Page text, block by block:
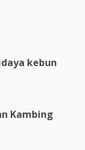
kebun
Kambing